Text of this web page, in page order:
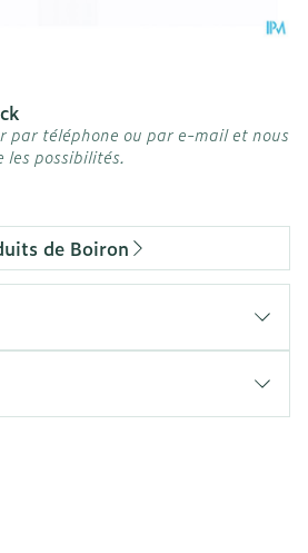
par téléphone ou par e-mail et nous
les possibilités.
de Boiron